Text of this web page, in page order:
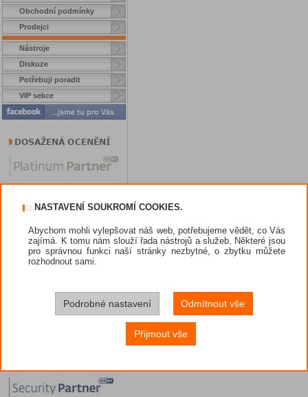
Obchodní podmínky
Prodejci
Nástroje
Diskuze
Potřebuji poradit
VIP sekce
NASTAVENÍ SOUKROMÍ COOKIES.
Abychom mohli vylepšovat náš web, potřebujeme vědět, co Vás
zajímá. K tomu nám slouží řada nástrojů a služeb. Některé jsou
pro správnou funkci naší stránky nezbytné, o zbytku můžete
rozhodnout sami.
Podrobné nastavení Odmítnout vše
Přijmout vše